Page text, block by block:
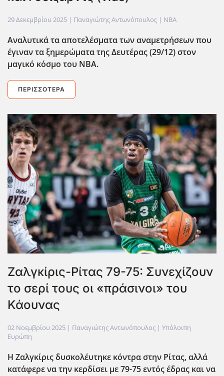
29 Δεκεμβρίου 2025 | Παναγιώτης Αντωνόπουλος | NBA
Αναλυτικά τα αποτελέσματα των αναμετρήσεων που
έγιναν τα ξημερώματα της Δευτέρας (29/12) στον
μαγικό κόσμο του ΝΒΑ.
ΠΕΡΙΣΣΌΤΕΡΑ
Ζαλγκίρις-Ρίτας 79-75: Συνεχίζουν
το σερί τους οι «πράσινοι» του
Κάουνας
02 Νοεμβρίου 2025 | Παναγιώτης Αντωνόπουλος | Υπόλοιπη
Ευρώπη
Η Ζαλγκίρις δυσκολέυτηκε κόντρα στην Ρίτας, αλλά
κατάφερε να την κερδίσει με 79-75 εντός έδρας και να